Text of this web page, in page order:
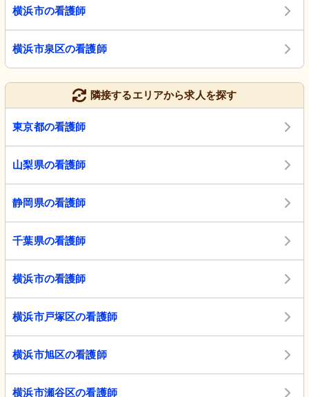
横浜市の看護師
横浜市泉区の看護師
隣接するエリアから求人を探す
東京都の看護師
山梨県の看護師
静岡県の看護師
千葉県の看護師
横浜市の看護師
横浜市戸塚区の看護師
横浜市旭区の看護師
横浜市瀬谷区の看護師